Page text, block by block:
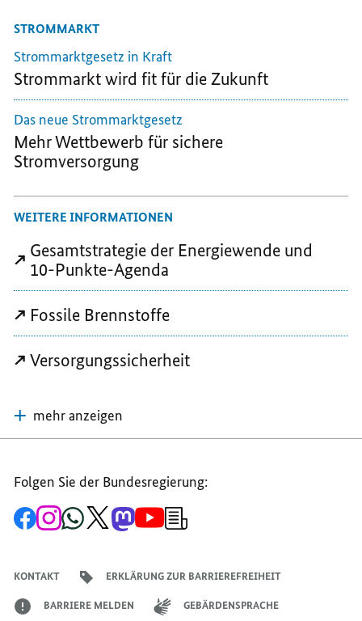
KRAFTWERKE
BILDEN
BILDEN
BRÜCKE
STROMMARKT
Strommarktgesetz in Kraft
Strommarkt wird fit für die Zukunft
Das neue Strommarktgesetz
Mehr Wettbewerb für sichere
Stromversorgung
WEITERE INFORMATIONEN
Gesamtstrategie der Energiewende und
10-Punkte-Agenda
Fossile Brennstoffe
Versorgungssicherheit
mehr anzeigen
Folgen Sie der Bundesregierung:
Zur
Facebook-
Zum
Instagram-
Zum
WhatsApp-
Zum
X-
Zum
Mastodon-
Zum
YouTube-Anmeldung
KONTAKT ERKLÄRUNG ZUR BARRIEREFREIHEIT
BARRIERE MELDEN GEBÄRDENSPRACHE